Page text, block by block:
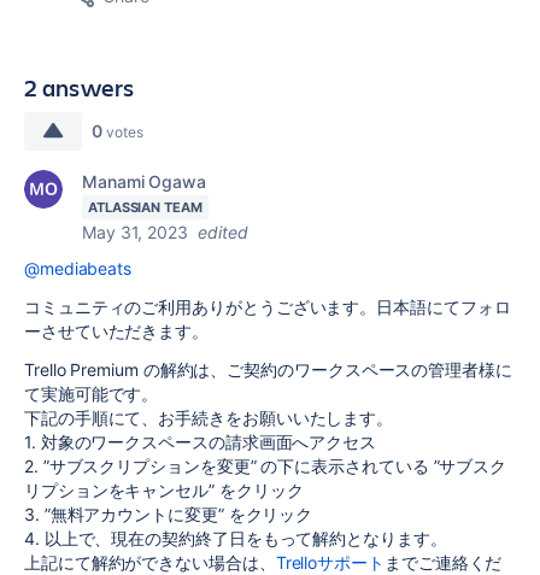
2 answers
0 votes
Manami Ogawa
ATLASSIAN TEAM
May 31, 2023 edited
@mediabeats
コミュニティのご利用ありがとうございます。日本語にてフォロ
ーさせていただきます。
Trello Premium の解約は、ご契約のワークスペースの管理者様に
て実施可能です。
下記の手順にて、お手続きをお願いいたします。
1. 対象のワークスペースの請求画面へアクセス
2. ”サブスクリプションを変更” の下に表示されている ”サブスク
リプションをキャンセル” をクリック
3. ”無料アカウントに変更” をクリック
4. 以上で、現在の契約終了日をもって解約となります。
上記にて解約ができない場合は、 Trelloサポート までご連絡くだ